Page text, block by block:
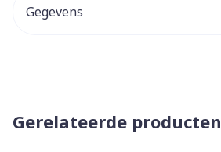
Gegevens
Gerelateerde producten